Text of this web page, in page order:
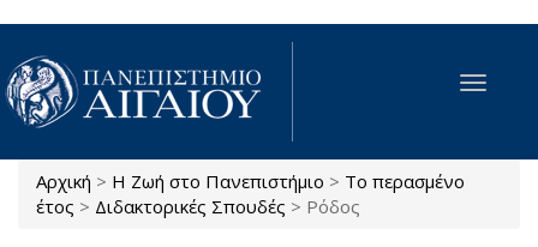
Παράκαμψη προς το κυρίως περιεχόμενο
Toggle
Είστε εδώ
Αρχική > Η Ζωή στο Πανεπιστήμιο > Το περασμένο
έτος > Διδακτορικές Σπουδές > Ρόδος